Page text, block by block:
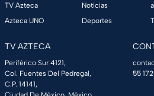
TV Azteca
Azteca UNO
Noticias
Deportes
TV AZTECA
Periférico Sur 4121,
Col. Fuentes Del Pedregal,
C.P. 14141,
55